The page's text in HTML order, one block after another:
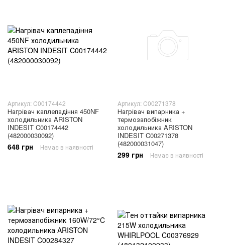
Артикул: C00174442
Нагрівач каплепадіння 450NF
холодильника ARISTON
INDESIT C00174442
(482000030092)
648 грн Немає в наявності
Артикул: C00271378
Нагрівач випарника +
термозапобіжник
холодильника ARISTON
INDESIT C00271378
(482000031047)
299 грн Немає в наявності